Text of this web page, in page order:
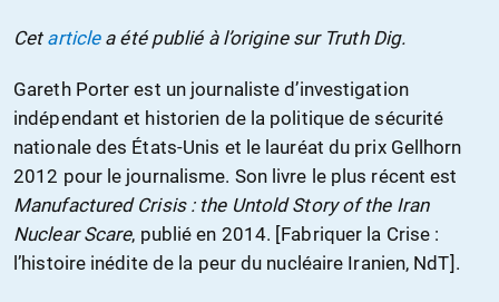
Cet articlea été publié à l’origine sur Truth Dig.
Gareth Porter est un journaliste d’investigation
indépendant et historien de la politique de sécurité
nationale des États-Unis et le lauréat du prix Gellhorn
2012 pour le journalisme. Son livre le plus récent est
Manufactured Crisis : the Untold Story of the Iran
Nuclear Scare, publié en 2014. [Fabriquer la Crise :
l’histoire inédite de la peur du nucléaire Iranien, NdT].